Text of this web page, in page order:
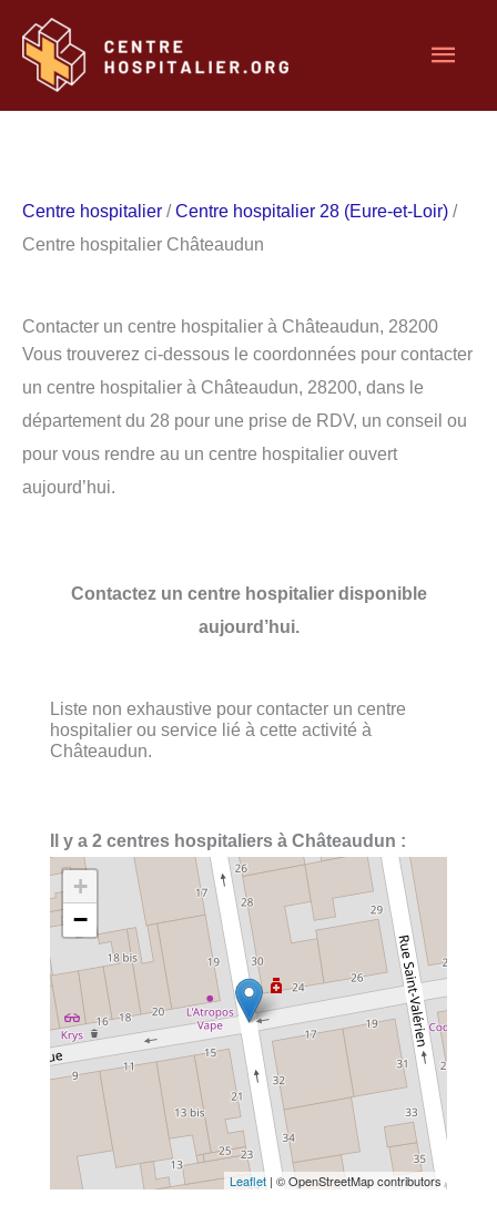
contenu
Centre hospitalier /Centre hospitalier 28 (Eure-et-Loir) /
Centre hospitalier Châteaudun
Contacter un centre hospitalier à Châteaudun, 28200
Vous trouverez ci-dessous le coordonnées pour contacter
un centre hospitalier à Châteaudun, 28200, dans le
département du 28 pour une prise de RDV, un conseil ou
pour vous rendre au un centre hospitalier ouvert
aujourd’hui.
Contactez un centre hospitalier disponible
aujourd’hui.
Liste non exhaustive pour contacter un centre
hospitalier ou service lié à cette activité à
Châteaudun.
Il y a 2 centres hospitaliers à Châteaudun :
+
−
Leaflet | © OpenStreetMap contributors